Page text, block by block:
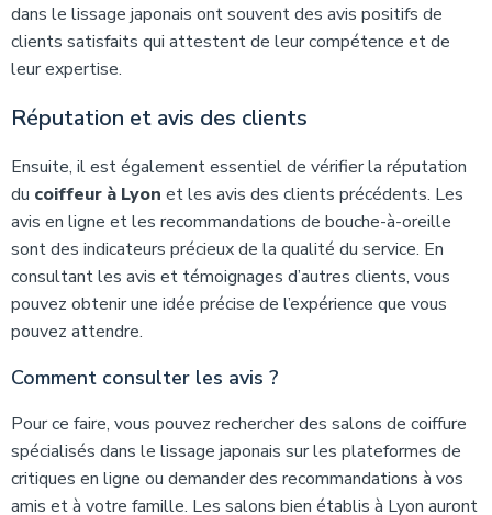
dans le lissage japonais ont souvent des avis positifs de
clients satisfaits qui attestent de leur compétence et de
leur expertise.
Réputation et avis des clients
Ensuite, il est également essentiel de vérifier la réputation
du coiffeur à Lyon et les avis des clients précédents. Les
avis en ligne et les recommandations de bouche-à-oreille
sont des indicateurs précieux de la qualité du service. En
consultant les avis et témoignages d’autres clients, vous
pouvez obtenir une idée précise de l’expérience que vous
pouvez attendre.
Comment consulter les avis ?
Pour ce faire, vous pouvez rechercher des salons de coiffure
spécialisés dans le lissage japonais sur les plateformes de
critiques en ligne ou demander des recommandations à vos
amis et à votre famille. Les salons bien établis à Lyon auront